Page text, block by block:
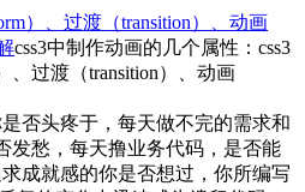
）、过渡（transition）、动画
css3中制作动画的几个属性：css3
、过渡（transition）、动画
否头疼于，每天做不完的需求和
发愁，每天撸业务代码，是否能
成就感的你是否想过，你所编写